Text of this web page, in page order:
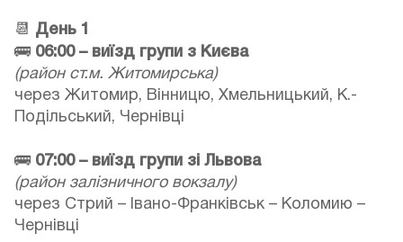
📆 День 1
🚌 06:00 – виїзд групи з Києва
(район ст.м. Житомирська)
через Житомир, Вінницю, Хмельницький, К.-
Подільський, Чернівці
🚌 07:00 – виїзд групи зі Львова
(район залізничного вокзалу)
через Стрий – Івано-Франківськ – Коломию –
Чернівці